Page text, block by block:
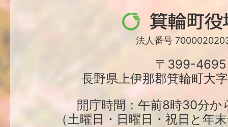
箕
輪
役
場
法人番号
〒399-4695
長野県上伊那郡箕輪町大
開庁時間：午前8時30分か
（土曜日・日曜日・祝日と年